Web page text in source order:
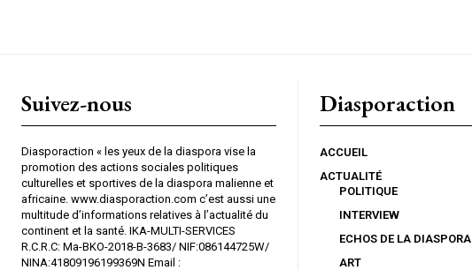
Suivez-nous
Diasporaction « les yeux de la diaspora vise la
promotion des actions sociales politiques
culturelles et sportives de la diaspora malienne et
africaine. www.diasporaction.com c’est aussi une
multitude d’informations relatives à l’actualité du
continent et la santé. IKA-MULTI-SERVICES
R.C.R.C: Ma-BKO-2018-B-3683/ NIF:086144725W/
NINA:41809196199369N Email :
Diasporaction
ACCUEIL
ACTUALITÉ
POLITIQUE
INTERVIEW
ECHOS DE LA DIASPORA
ART